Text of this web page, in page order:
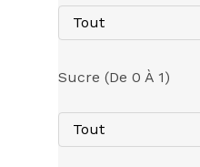
Tout
Sucre (de 0 À 1)
Tout